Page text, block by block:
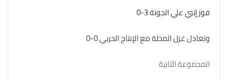
فوز إنبي علي الجونة 3-0
وتعادل غزل المحلة مع الإنتاج الحربي 0-0
المجموعة الثانية